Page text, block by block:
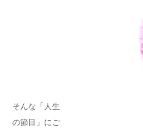
そんな「人生
の節目」にご